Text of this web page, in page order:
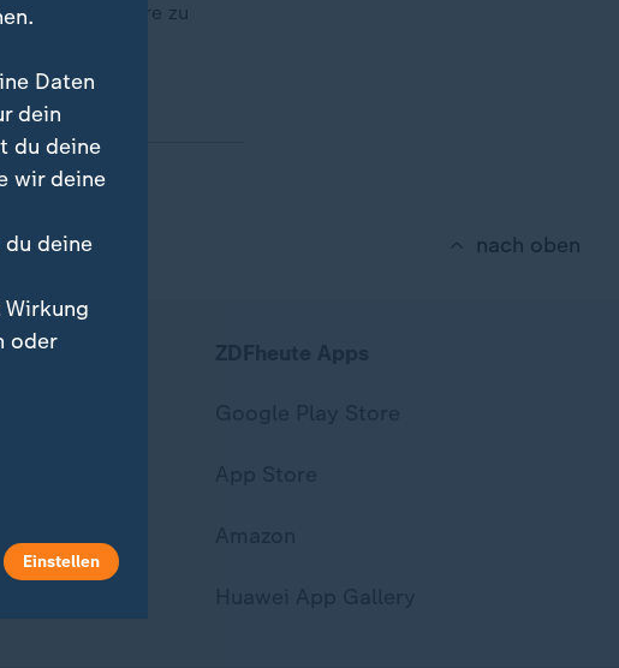
Tiere zu
nach oben
Daten
dein
du deine
wir deine
deine
oder
Einstellen